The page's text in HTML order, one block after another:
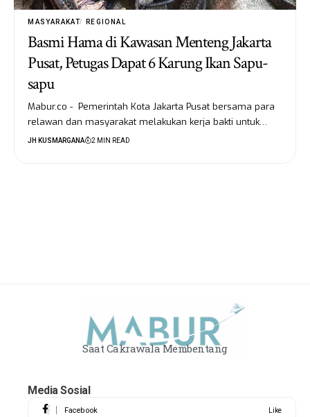
MASYARAKAT REGIONAL
Basmi Hama di Kawasan Menteng Jakarta
Pusat, Petugas Dapat 6 Karung Ikan Sapu-
sapu
Mabur.co - Pemerintah Kota Jakarta Pusat bersama para
relawan dan masyarakat melakukan kerja bakti untuk…
JH KUSMARGANA 2 MIN READ
Saat Cakrawala Membentang
Media Sosial
Facebook Like